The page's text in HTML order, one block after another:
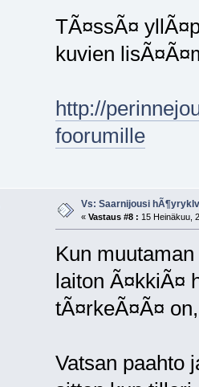
TÃ¤ssÃ¤
kuvien
http://
foorumille
Vs: Saarnijousi
« Vastaus #8 : 15 Heinäkuu,
Kun
laiton Ã¤kkiÃ¤
tÃ¤rkeÃ¤Ã¤
Vatsan paahto